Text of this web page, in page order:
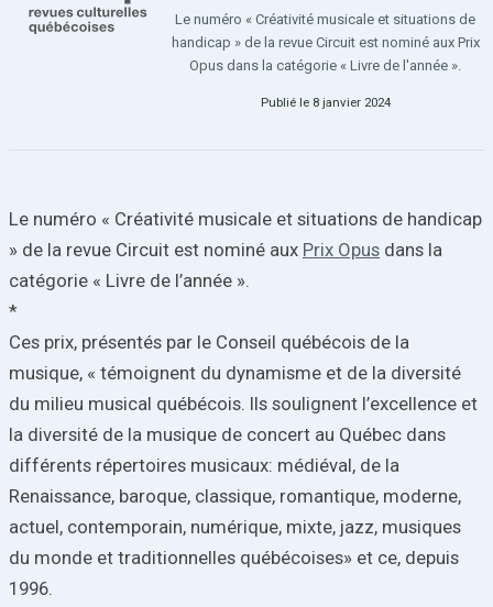
Le numéro « Créativité musicale et situations de
handicap » de la revue Circuit est nominé aux Prix
Opus dans la catégorie « Livre de l'année ».
Publié le 8 janvier 2024
Le numéro « Créativité musicale et situations de handicap
» de la revue Circuit est nominé aux Prix Opus dans la
catégorie « Livre de l’année ».
*
Ces prix, présentés par le Conseil québécois de la
musique, « témoignent du dynamisme et de la diversité
du milieu musical québécois. Ils soulignent l’excellence et
la diversité de la musique de concert au Québec dans
différents répertoires musicaux: médiéval, de la
Renaissance, baroque, classique, romantique, moderne,
actuel, contemporain, numérique, mixte, jazz, musiques
du monde et traditionnelles québécoises» et ce, depuis
1996.